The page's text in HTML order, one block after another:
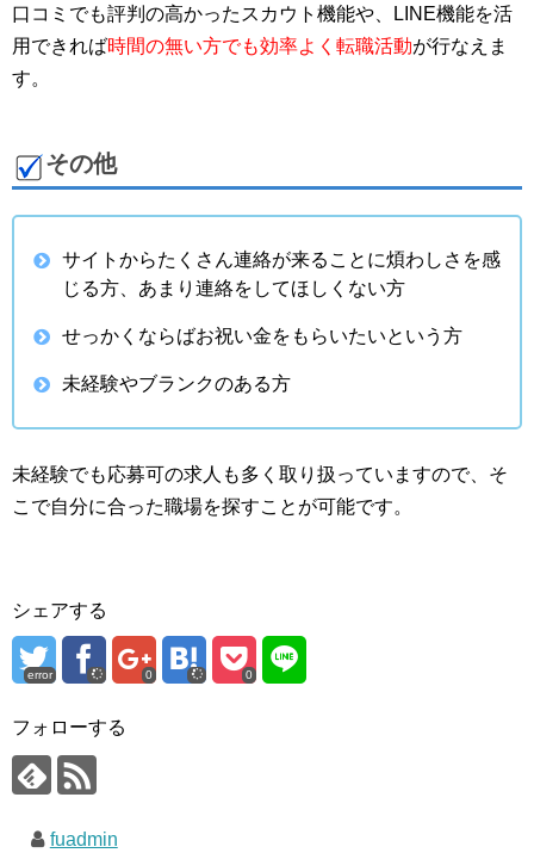
口コミでも評判の高かったスカウト機能や、LINE機能を活
用できれば時間の無い方でも効率よく転職活動が行なえま
す。
その他
サイトからたくさん連絡が来ることに煩わしさを感
じる方、あまり連絡をしてほしくない方
せっかくならばお祝い金をもらいたいという方
未経験やブランクのある方
未経験でも応募可の求人も多く取り扱っていますので、そ
こで自分に合った職場を探すことが可能です。
シェアする
error 0 0
フォローする
fuadmin